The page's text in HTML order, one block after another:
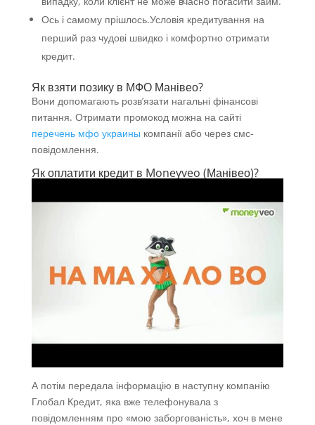
Ось і самому прішлось.Условія кредитування на
перший раз чудові швидко і комфортно отримати
кредит.
Як взяти позику в МФО Манівео?
Вони допомагають розв’язати нагальні фінансові
питання. Отримати промокод можна на сайті
перечень мфо украины компанії або через смс-
повідомлення.
Як оплатити кредит в Moneyveo (Манівео)?
А потім передала інформацію в наступну компанію
Глобал Кредит, яка вже телефонувала з
повідомленням про «мою заборгованість», хоч в мене